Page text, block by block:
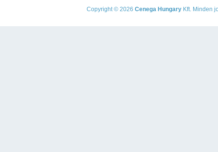
Copyright © 2026 Cenega Hungary Kft. Minden